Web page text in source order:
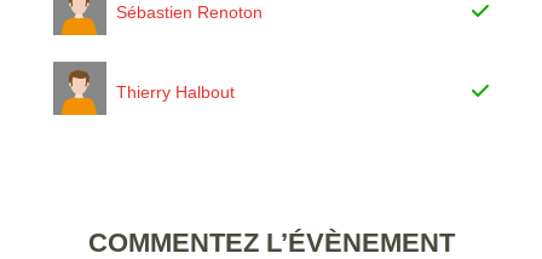
Sébastien Renoton
Thierry Halbout
COMMENTEZ L’ÉVÈNEMENT